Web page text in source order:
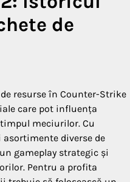
de
resurse în Counter-Strike
care pot influența
meciurilor. Cu
diverse de
gameplay strategic și
Pentru a profita